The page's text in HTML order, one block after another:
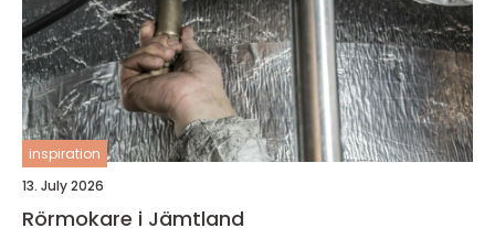
inspiration
13. July 2026
Rörmokare i Jämtland